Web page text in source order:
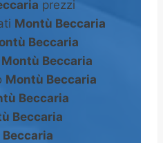
prezzi
Montù Beccaria
Beccaria
Montù Beccaria
Montù Beccaria
Beccaria
Beccaria